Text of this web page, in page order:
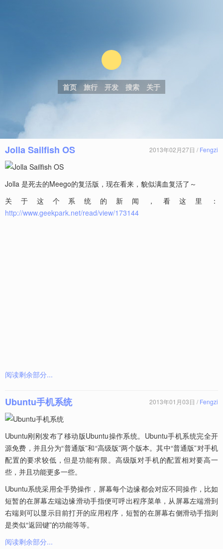
首页 旅行 开发 搜索 关于
Jolla Sailfish OS 2013年02月27日 / Fengzi
Jolla 是死去的Meego的复活版，现在看来，貌似满血复活了～
关于这个系统的新闻，看这里：
http://www.geekpark.net/read/view/173144
阅读剩余部分...
Ubuntu手机系统 2013年01月03日 / Fengzi
Ubuntu刚刚发布了移动版Ubuntu操作系统。Ubuntu手机系统完全开
源免费，并且分为“普通版”和“高级版”两个版本。其中“普通版”对手机
配置的要求较低，但是功能有限。高级版对手机的配置相对要高一
些，并且功能更多一些。
Ubuntu系统采用全手势操作，屏幕每个边缘都会对应不同操作，比如
短暂的在屏幕左端边缘滑动手指便可呼出程序菜单，从屏幕左端滑到
右端则可以显示目前打开的应用程序，短暂的在屏幕右侧滑动手指则
是类似“返回键”的功能等等。
阅读剩余部分...